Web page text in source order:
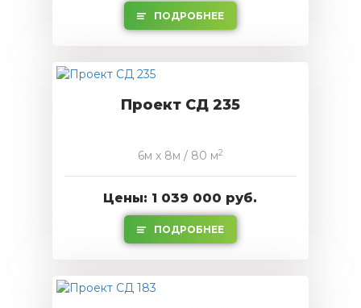
ПОДРОБНЕЕ
Проект СД 235
6м x 8м / 80 м2
Цены: 1 039 000 руб.
ПОДРОБНЕЕ